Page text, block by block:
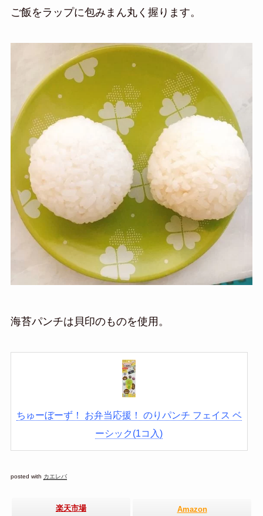
ご飯をラップに包みまん丸く握ります。
海苔パンチは貝印のものを使用。
ちゅーぼーず！ お弁当応援！ のりパンチ フェイス ベ
ーシック(1コ入)
posted with カエレバ
楽天市場 Amazon